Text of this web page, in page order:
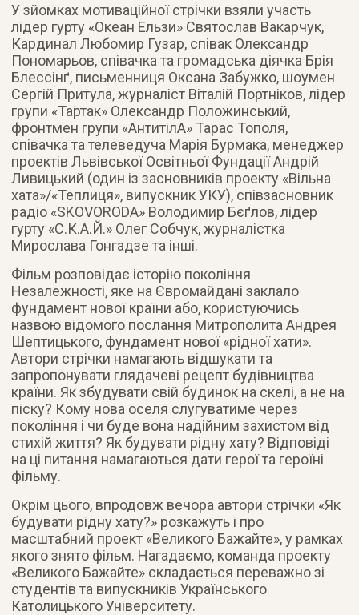
У зйомках мотиваційної стрічки взяли участь
лідер гурту «Океан Ельзи» Святослав Вакарчук,
Кардинал Любомир Гузар, співак Олександр
Пономарьов, співачка та громадська діячка Брія
Блессінґ, письменниця Оксана Забужко, шоумен
Сергій Притула, журналіст Віталій Портніков, лідер
групи «Тартак» Олександр Положинський,
фронтмен групи «АнтитілА» Тарас Тополя,
співачка та телеведуча Марія Бурмака, менеджер
проектів Львівської Освітньої Фундації Андрій
Ливицький (один із засновників проекту «Вільна
хата»/«Теплиця», випускник УКУ), співзасновник
радіо «SKOVORODA» Володимир Бєґлов, лідер
гурту «С.К.А.Й.» Олег Собчук, журналістка
Мирослава Гонгадзе та інші.
Фільм розповідає історію покоління
Незалежності, яке на Євромайдані заклало
фундамент нової країни або, користуючись
назвою відомого послання Митрополита Андрея
Шептицького, фундамент нової «рідної хати».
Автори стрічки намагають відшукати та
запропонувати глядачеві рецепт будівництва
країни. Як збудувати свій будинок на скелі, а не на
піску? Кому нова оселя слугуватиме через
покоління і чи буде вона надійним захистом від
стихій життя? Як будувати рідну хату? Відповіді
на ці питання намагаються дати герої та героїні
фільму.
Окрім цього, впродовж вечора автори стрічки «Як
будувати рідну хату?» розкажуть і про
масштабний проект «Великого Бажайте», у рамках
якого знято фільм. Нагадаємо, команда проекту
«Великого Бажайте» складається переважно зі
студентів та випускників Українського
Католицького Університету.